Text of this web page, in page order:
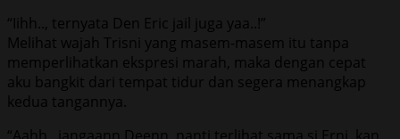
“Iihh.., ternyata Den Eric jail juga yaa..!”
Melihat wajah Trisni yang masem-masem itu tanpa
memperlihatkan ekspresi marah, maka dengan cepat
aku bangkit dari tempat tidur dan segera menangkap
kedua tangannya.